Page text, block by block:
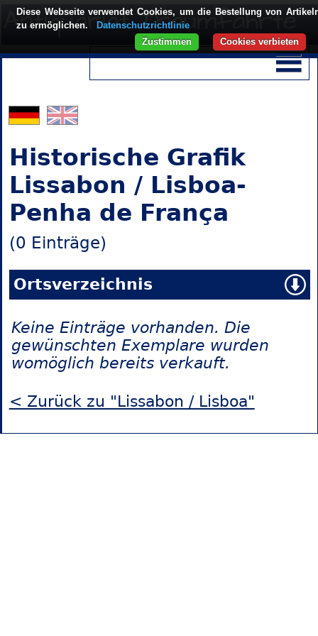
Historische Grafik
Lissabon / Lisboa-
Penha de França
(0 Einträge)
Ortsverzeichnis
Keine Einträge vorhanden. Die
gewünschten Exemplare wurden
womöglich bereits verkauft.
< Zurück zu "Lissabon / Lisboa"
Diese Webseite verwendet Cookies, um die Bestellung von
zu ermöglichen.
Datenschutzrichtlinie
Cookies verbieten
Zustimmen